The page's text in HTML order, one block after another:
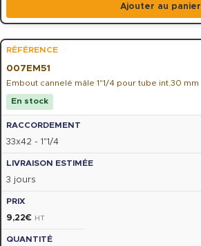
Ajouter au panier
007EM51
Embout cannelé mâle 1"1/4 pour tube int.30 mm
En stock
33x42 - 1"1/4
3 jours
9,22€ HT